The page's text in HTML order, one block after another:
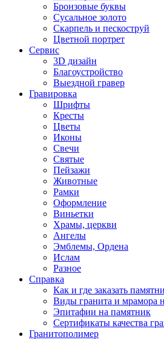
Бронзовые буквы
Сусальное золото
Скарпель и пескоструй
Цветной портрет
Сервис
3D дизайн
Благоустройство
Выездной гравер
Гравировка
Шрифты
Кресты
Цветы
Иконы
Свечи
Святые
Пейзажи
Животные
Рамки
Оформление
Виньетки
Храмы, церкви
Ангелы
Эмблемы, Ордена
Ислам
Разное
Справка
Как и где заказать
Виды гранита и мрамора
Эпитафии на памятник
Сертификаты качества
Гранитополимер